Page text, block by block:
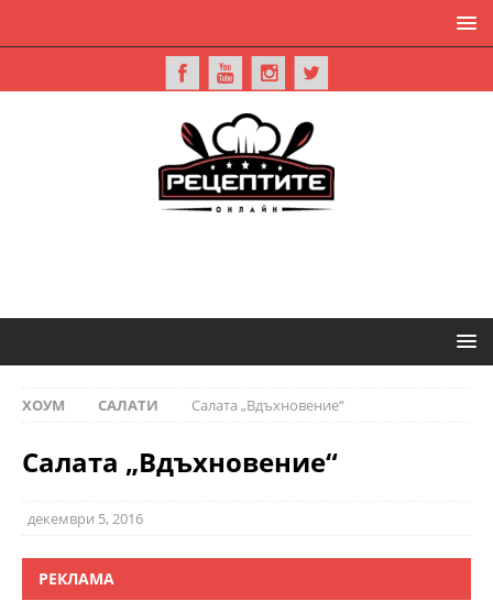
ХОУМ САЛАТИ Салата „Вдъхновение“
Салата „Вдъхновение“
декември 5, 2016
РЕКЛАМА